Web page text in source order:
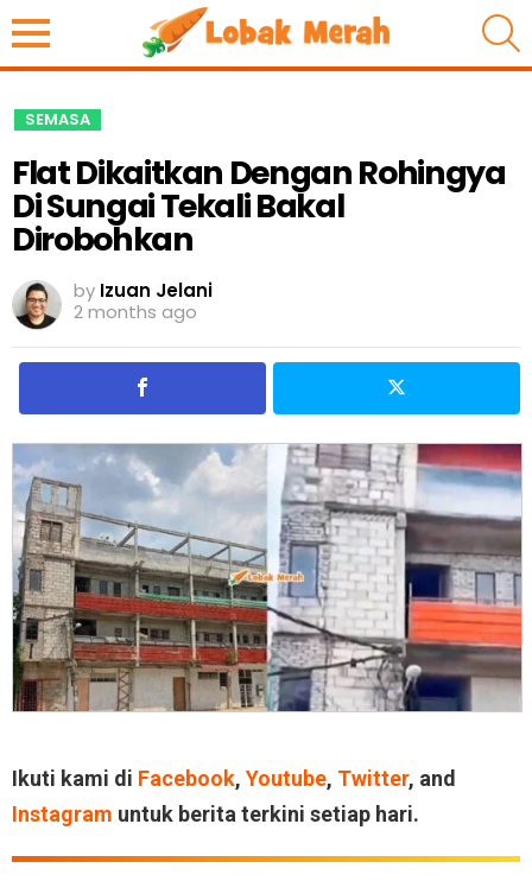
SEMASA
Flat Dikaitkan Dengan Rohingya
Di Sungai Tekali Bakal
Dirobohkan
by Izuan Jelani
2 months ago
Ikuti kami di Facebook, Youtube, Twitter, and
Instagram untuk berita terkini setiap hari.